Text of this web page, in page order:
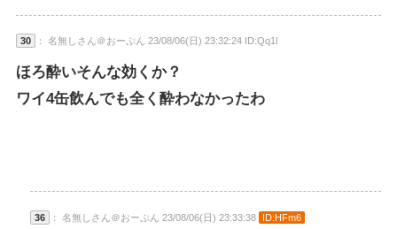
30 ： 名無しさん＠おーぷん 23/08/06(日) 23:32:24 ID:Qq1l
ほろ酔いそんな効くか？
ワイ4缶飲んでも全く酔わなかったわ
36 ： 名無しさん＠おーぷん 23/08/06(日) 23:33:38 ID:HFm6